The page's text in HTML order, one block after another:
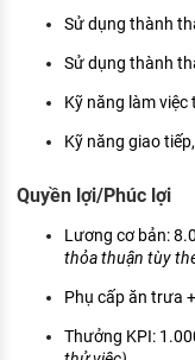
Sử dụng thành
Sử dụng thành
Kỹ năng làm
Kỹ năng giao
Quyền lợi/Phúc lợi
Lương cơ bản:
thỏa thuận tùy
Phụ cấp ăn trưa
Thưởng KPI: